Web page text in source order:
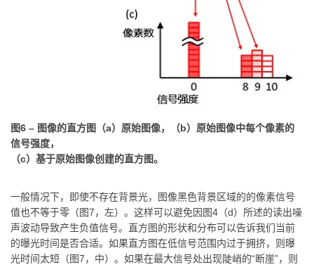
图6 – 图像的直方图（a）原始图像，（b）原始图像中每个像素的
信号强度，
（c）基于原始图像创建的直方图。
一般情况下，即使不存在背景光，图像黑色背景区域的的像素信号
值也不等于零（图7，左）。这样可以避免因图4（d）所述的读出噪
声波动导致产生负值信号。直方图的形状和分布可以告诉我们当前
的曝光时间是否合适。如果直方图在低信号范围内过于拥挤，则曝
光时间太短（图7，中）。如果在最大信号处出现陡峭的“断崖”，则